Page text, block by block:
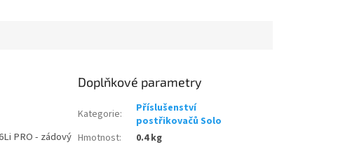
PRO - zádový
Doplňkové parametry
Kategorie:
Příslušenství
postřikovačů Solo
Hmotnost:
0.4 kg